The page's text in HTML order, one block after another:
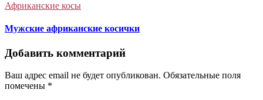
Африканские косы
Мужские африканские косички
Добавить комментарий
Ваш адрес email не будет опубликован. Обязательные поля
помечены *